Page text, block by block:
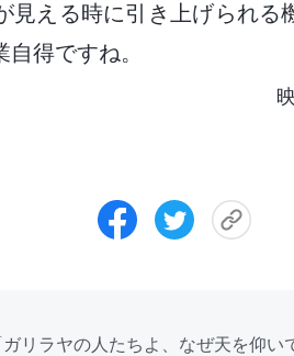
見える時に引き上げられる
得ですね。
リラヤの人たちよ、なぜ天を仰